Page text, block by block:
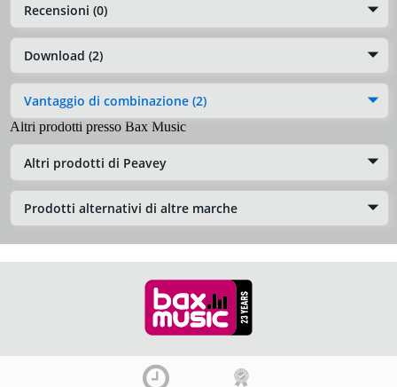
Recensioni (0)
Download (2)
Vantaggio di combinazione (2)
Altri prodotti presso Bax Music
Altri prodotti di Peavey
Prodotti alternativi di altre marche